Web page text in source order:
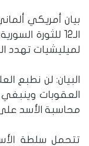
بيان أمريكي
الـ12 للثورة
لميليشيات تهدد
البيان: لن نطبع
العقوبات
محاسبة الأسد
تتحمل سلطة